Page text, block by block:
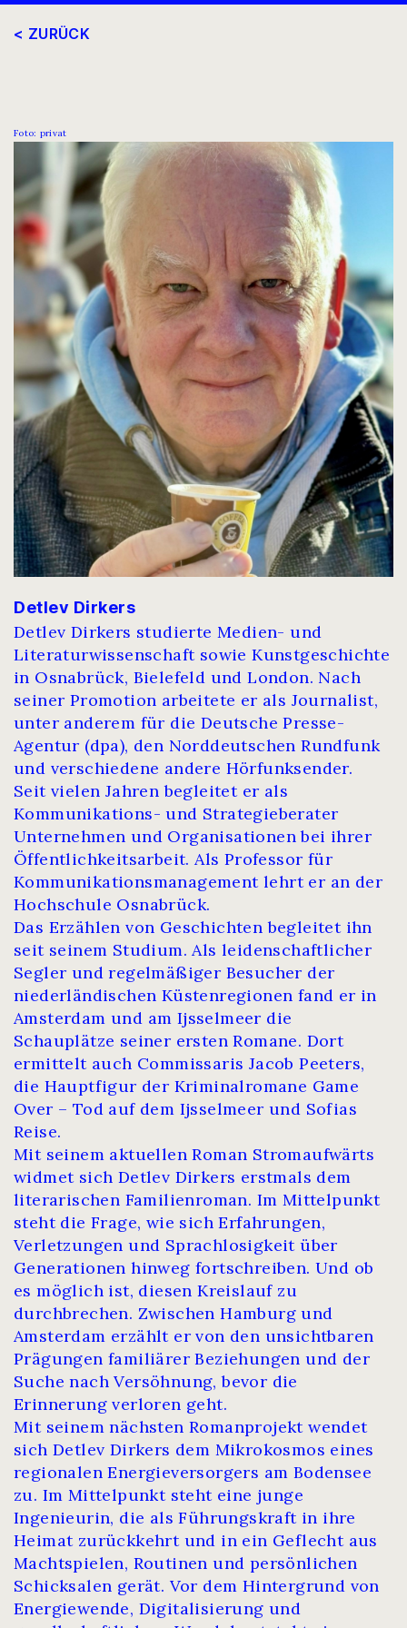
< ZURÜCK
Detlev Dirkers
Detlev Dirkers studierte Medien- und
Literaturwissenschaft sowie Kunstgeschichte
in Osnabrück, Bielefeld und London. Nach
seiner Promotion arbeitete er als Journalist,
unter anderem für die Deutsche Presse-
Agentur (dpa), den Norddeutschen Rundfunk
und verschiedene andere Hörfunksender.
Seit vielen Jahren begleitet er als
Kommunikations- und Strategieberater
Unternehmen und Organisationen bei ihrer
Öffentlichkeitsarbeit. Als Professor für
Kommunikationsmanagement lehrt er an der
Hochschule Osnabrück.
Das Erzählen von Geschichten begleitet ihn
seit seinem Studium. Als leidenschaftlicher
Segler und regelmäßiger Besucher der
niederländischen Küstenregionen fand er in
Amsterdam und am Ijsselmeer die
Schauplätze seiner ersten Romane. Dort
ermittelt auch Commissaris Jacob Peeters,
die Hauptfigur der Kriminalromane Game
Over – Tod auf dem Ijsselmeer und Sofias
Reise.
Mit seinem aktuellen Roman Stromaufwärts
widmet sich Detlev Dirkers erstmals dem
literarischen Familienroman. Im Mittelpunkt
steht die Frage, wie sich Erfahrungen,
Verletzungen und Sprachlosigkeit über
Generationen hinweg fortschreiben. Und ob
es möglich ist, diesen Kreislauf zu
durchbrechen. Zwischen Hamburg und
Amsterdam erzählt er von den unsichtbaren
Prägungen familiärer Beziehungen und der
Suche nach Versöhnung, bevor die
Erinnerung verloren geht.
Mit seinem nächsten Romanprojekt wendet
sich Detlev Dirkers dem Mikrokosmos eines
regionalen Energieversorgers am Bodensee
zu. Im Mittelpunkt steht eine junge
Ingenieurin, die als Führungskraft in ihre
Heimat zurückkehrt und in ein Geflecht aus
Machtspielen, Routinen und persönlichen
Schicksalen gerät. Vor dem Hintergrund von
Energiewende, Digitalisierung und
Foto: privat